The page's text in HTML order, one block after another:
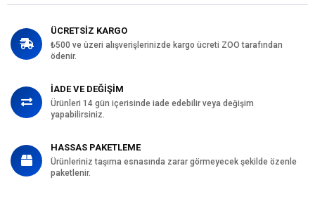
ÜCRETSİZ KARGO
₺500 ve üzeri alışverişlerinizde kargo ücreti ZOO tarafından
ödenir.
İADE VE DEĞİŞİM
Ürünleri 14 gün içerisinde iade edebilir veya değişim
yapabilirsiniz.
HASSAS PAKETLEME
Ürünleriniz taşıma esnasında zarar görmeyecek şekilde özenle
paketlenir.